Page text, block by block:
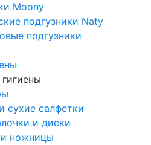
Moony
подгузники Naty
подгузники
сухие салфетки
и диски
и ножницы